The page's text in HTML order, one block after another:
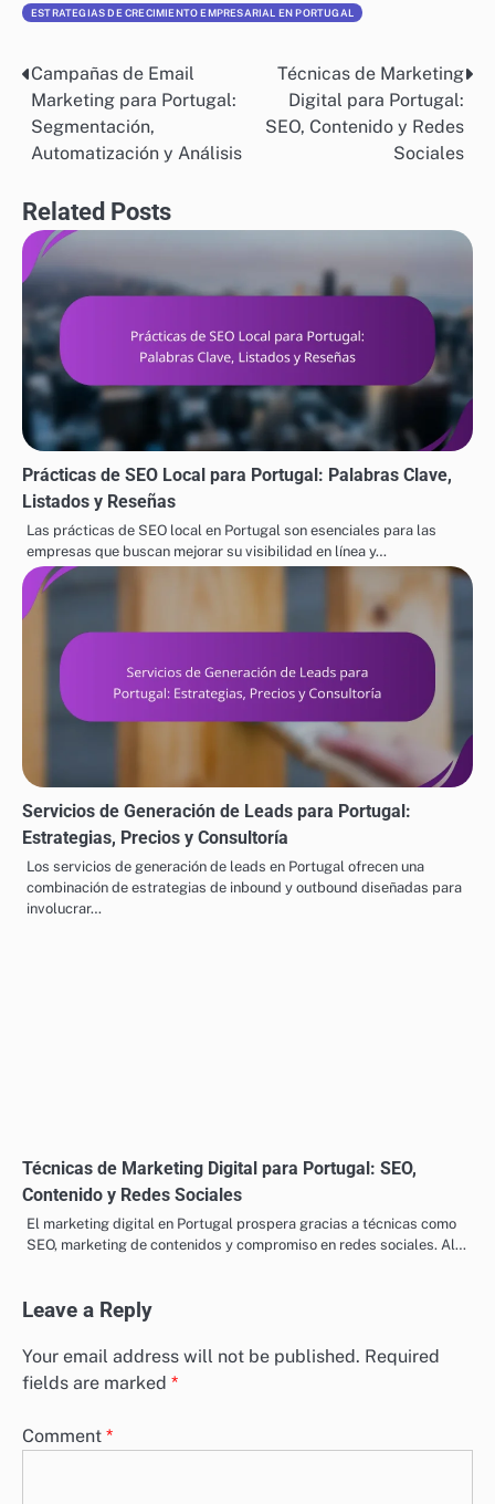
La ubicación juega un papel significativo en la
asistencia y el compromiso. Los eventos celebrados en
ciudades importantes como Lisboa o Oporto pueden
atraer a una multitud más grande, pero considera la
lugares que sean fáciles de alcanzar y ofrezcan
comodidades que hagan la participación cómoda.
Si asistir en persona es un desafío, explora opciones
de networking virtual. Muchas organizaciones ahora
organizan eventos en línea, lo que puede proporcionar
flexibilidad y acceso a una audiencia más amplia sin
restricciones geográficas.
ESTRATEGIAS DE CRECIMIENTO EMPRESARIAL EN PORTUGAL
Post
navigation
Campañas de Email
Marketing para Portugal:
Segmentación,
Automatización y Análisis
Digital para Portugal:
SEO, Contenido y Redes
Sociales
Related Posts
Prácticas de SEO Local para Portugal: Palabras Clave,
Servicios de Generación de Leads para Portugal:
Los servicios de generación de leads en Portugal ofrecen una
combinación de estrategias de inbound y outbound diseñadas para